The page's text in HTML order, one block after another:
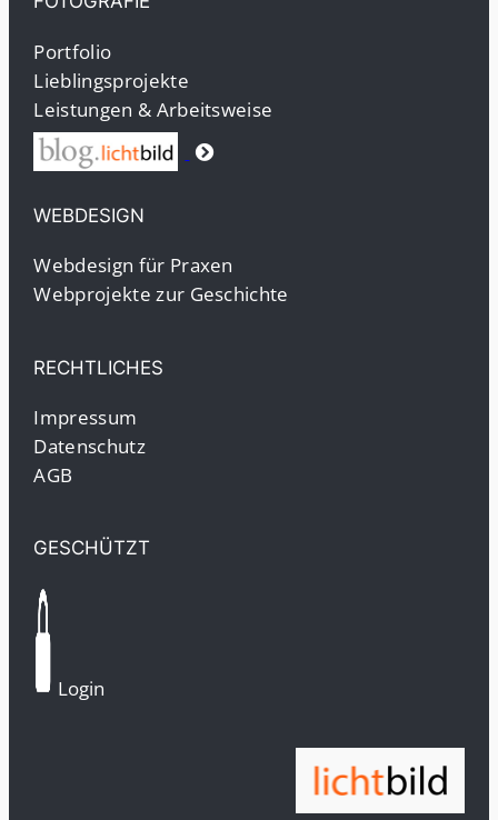
Portfolio
Lieblingsprojekte
Leistungen & Arbeitsweise
WEBDESIGN
Webdesign für Praxen
Webprojekte zur Geschichte
RECHTLICHES
Impressum
Datenschutz
AGB
GESCHÜTZT
Login